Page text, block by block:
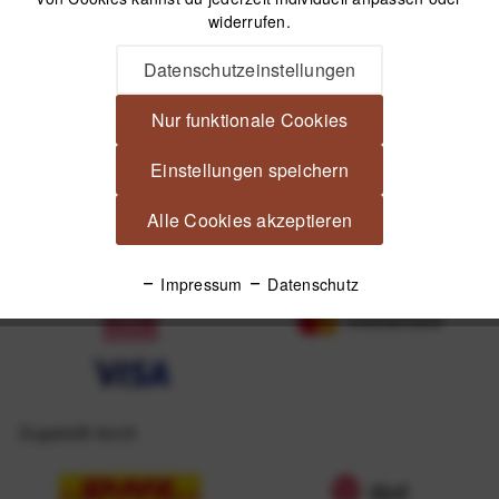
Unsere Zahlungsarten
widerrufen.
Datenschutzeinstellungen
Nur funktionale Cookies
Einstellungen speichern
Alle Cookies akzeptieren
Impressum Datenschutz